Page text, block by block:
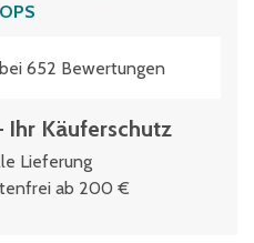
652 Bewertungen
Ihr Käuferschutz
Lieferung
ab 200 €